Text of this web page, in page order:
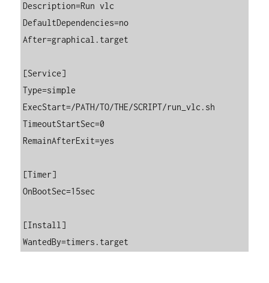
Description=Run vlc
DefaultDependencies=no
After=graphical.target
[Service]
Type=simple
ExecStart=/PATH/TO/THE/SCRIPT/run_vlc.sh
TimeoutStartSec=0
RemainAfterExit=yes
[Timer]
OnBootSec=15sec
[Install]
WantedBy=timers.target